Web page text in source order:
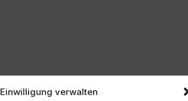
Einwilligung verwalten